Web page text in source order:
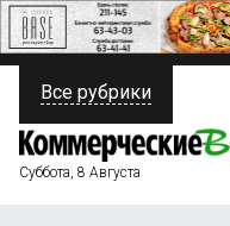
ПОЛИТИКА
ФИНАНСЫ
Все рубрики
Суббота, 8 Августа